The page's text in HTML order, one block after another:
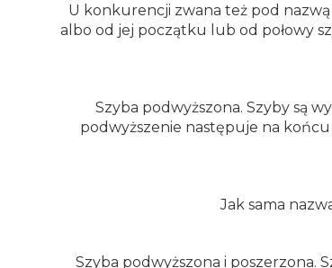
U konkurencji zwana też pod
albo od jej początku lub od połowy
Szyba podwyższona. Szyby są
podwyższenie następuje na
Jak sama
Szyba podwyższona i poszerzona.